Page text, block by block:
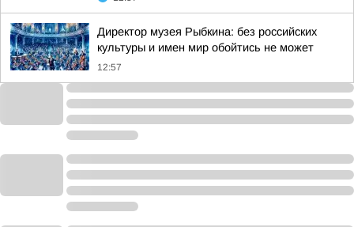
Директор музея Рыбкина: без российских
культуры и имен мир обойтись не может
12:57